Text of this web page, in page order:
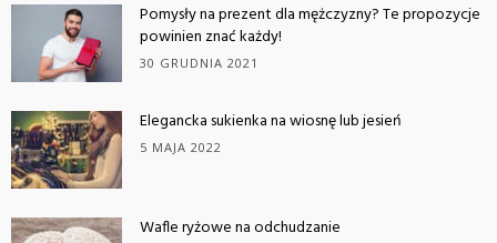
Pomysły na prezent dla mężczyzny? Te propozycje
powinien znać każdy!
30 GRUDNIA 2021
Elegancka sukienka na wiosnę lub jesień
5 MAJA 2022
Wafle ryżowe na odchudzanie